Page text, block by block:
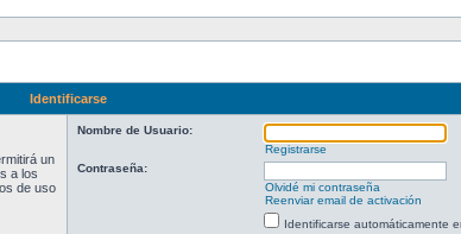
Identificarse
un
a los
de uso
Nombre de Usuario:
Registrarse
Contraseña:
Olvidé mi contraseña
Reenviar email de activación
Identificarse automáticamente